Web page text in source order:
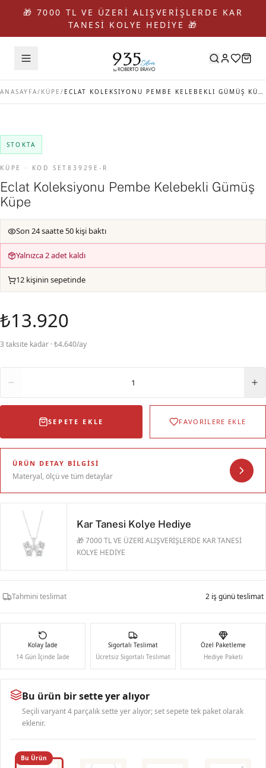
🎁 7000 TL VE ÜZERİ ALIŞVERİŞLERDE KAR
TANESİ KOLYE HEDİYE 🎁
ANASAYFA/ KÜPE / ECLAT KOLEKSIYONU PEMBE KELEBEKLI GÜMÜŞ KÜPE
STOKTA
KÜPE · KOD SET83929E-R
Eclat Koleksiyonu Pembe Kelebekli Gümüş
Küpe
Son 24 saatte 50 kişi baktı
Yalnızca 2 adet kaldı
12 kişinin sepetinde
₺13.920
3 taksite kadar · ₺4.640/ay
1
SEPETE EKLE FAVORİLERE EKLE
ÜRÜN DETAY BILGISI
Materyal, ölçü ve tüm detaylar
Kar Tanesi Kolye Hediye
🎁 7000 TL VE ÜZERİ ALIŞVERİŞLERDE KAR TANESİ
KOLYE HEDİYE
Tahmini teslimat 2 iş günü teslimat
Kolay İade
14 Gün İçinde İade
Sigortalı Teslimat
Ücretsiz Sigortalı Teslimat
Özel Paketleme
Hediye Paketi
Bu ürün bir sette yer alıyor
Seçili varyant 4 parçalık sette yer alıyor; set sepete tek paket olarak
eklenir.
Bu Ürün